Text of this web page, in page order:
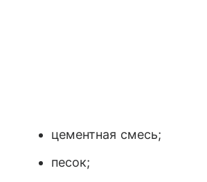
цементная смесь;
песок;